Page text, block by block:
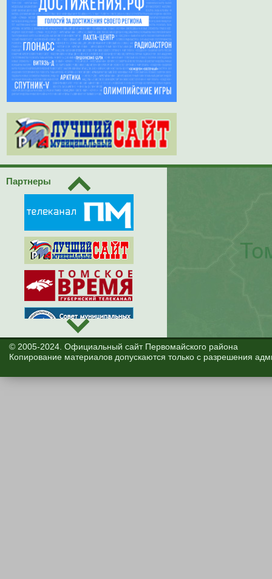
Партнеры
© 2005-2024. Официальный сайт Первомайского района
Копирование материалов допускаются только с разрешения